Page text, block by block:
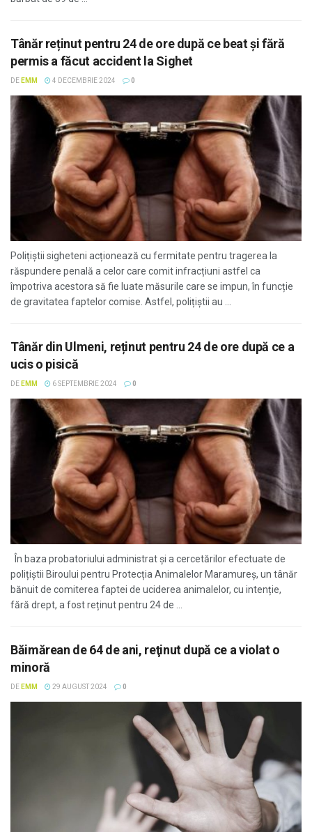
Tânăr reținut pentru 24 de ore după ce beat și fără
permis a făcut accident la Sighet
DE EMM 4 DECEMBRIE 2024 0
Polițiștii sigheteni acționează cu fermitate pentru tragerea la
răspundere penală a celor care comit infracțiuni astfel ca
împotriva acestora să fie luate măsurile care se impun, în funcție
de gravitatea faptelor comise. Astfel, polițiștii au ...
Tânăr din Ulmeni, reținut pentru 24 de ore după ce a
ucis o pisică
DE EMM 6 SEPTEMBRIE 2024 0
În baza probatoriului administrat și a cercetărilor efectuate de
polițiștii Biroului pentru Protecția Animalelor Maramureș, un tânăr
bănuit de comiterea faptei de uciderea animalelor, cu intenție,
fără drept, a fost reținut pentru 24 de ...
Băimărean de 64 de ani, reţinut după ce a violat o
minoră
DE EMM 29 AUGUST 2024 0